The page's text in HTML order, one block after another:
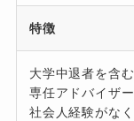
特徴
大学中退者を含
専任アドバイザ
社会人経験がな